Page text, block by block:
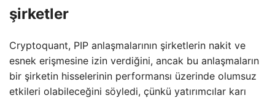
şirketler
Cryptoquant, PIP anlaşmalarının şirketlerin nakit ve
esnek erişmesine izin verdiğini, ancak bu anlaşmaların
bir şirketin hisselerinin performansı üzerinde olumsuz
etkileri olabileceğini söyledi, çünkü yatırımcılar karı